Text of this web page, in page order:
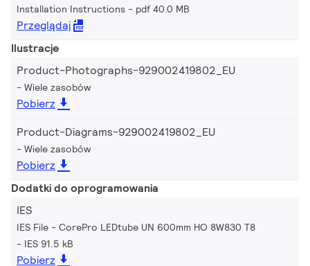
Installation Instructions pdf 40.0 MB
Przeglądaj
Ilustracje
Product-Photographs-929002419802_EU
Wiele zasobów
Pobierz
Product-Diagrams-929002419802_EU
Wiele zasobów
Pobierz
Dodatki do oprogramowania
IES
IES File - CorePro LEDtube UN 600mm HO 8W830 T8
IES 91.5 kB
Pobierz